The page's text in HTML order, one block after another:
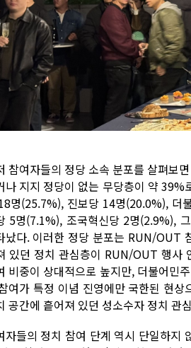
참여자들의 정당 소속 분포를 살펴보
나 지지 정당이 없는 무당층이 약 39%
명(25.7%), 진보당 14명(20.0%), 더
5명(7.1%), 조국혁신당 2명(2.9%),
났다. 이러한 정당 분포는 RUN/OUT
있던 정치 관심층이 RUN/OUT 행사
비중이 상대적으로 높지만, 더불어민
여가 특정 이념 진영에만 국한된 현
공간에 흩어져 있던 성소수자 정치 관
자들의 정치 참여 단계 역시 단일하지